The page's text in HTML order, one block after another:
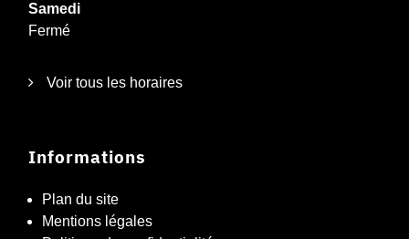
Samedi
Fermé
Voir tous les horaires
Informations
Plan du site
Mentions légales